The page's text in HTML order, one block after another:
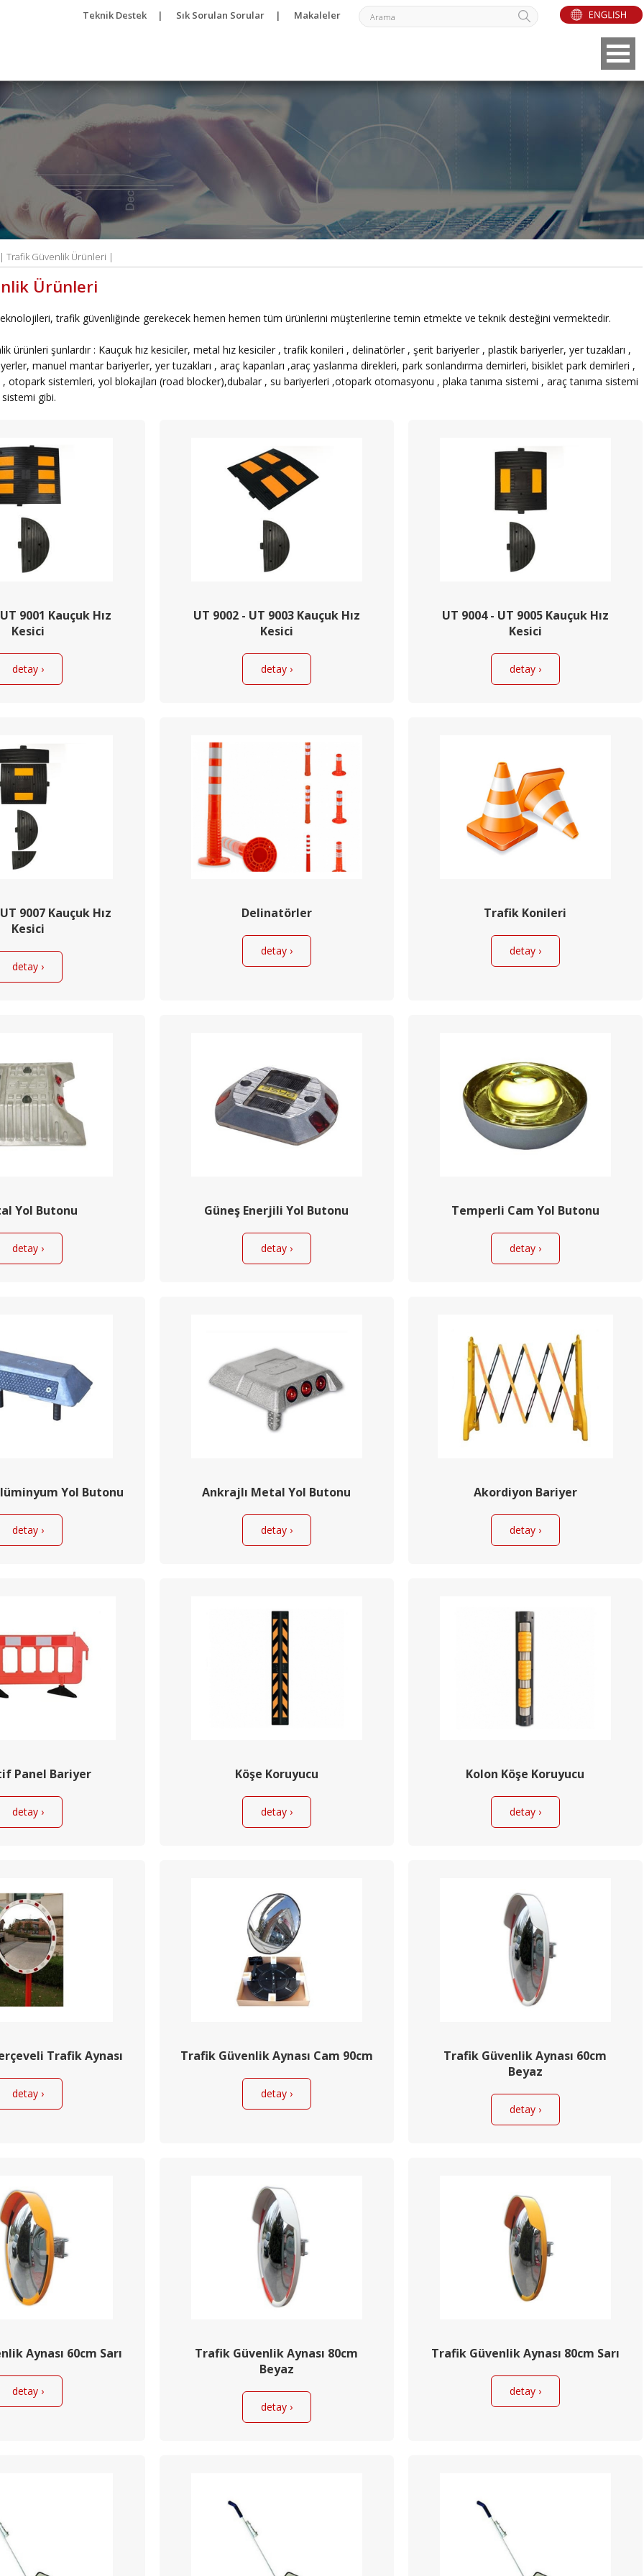
Teknik Destek | Sık Sorulan Sorular | Makaleler
Trafik Güvenlik Ürünleri |
Ürünleri
trafik güvenliğinde gerekecek hemen hemen tüm ürünlerini müşterilerine temin etmekte ve teknik desteğini vermektedir.
ürünleri şunlardır : Kauçuk hız kesiciler, metal hız kesiciler , trafik konileri , delinatörler , şerit bariyerler , plastik bariyerler, yer tuzakları ,
manuel mantar bariyerler, yer tuzakları , araç kapanları ,araç yaslanma direkleri, park sonlandırma demirleri, bisiklet park demirleri ,
, otopark sistemleri, yol blokajları (road blocker),dubalar , su bariyerleri ,otopark otomasyonu , plaka tanıma sistemi , araç tanıma sistemi
gibi.
9001 Kauçuk Hız
Kesici
detay ›
UT 9002 - UT 9003 Kauçuk Hız
Kesici
detay ›
UT 9004 - UT 9005 Kauçuk Hız
Kesici
detay ›
9007 Kauçuk Hız
Kesici
detay ›
Delinatörler
detay ›
Trafik Konileri
detay ›
Yol Butonu
detay ›
Güneş Enerjili Yol Butonu
detay ›
Temperli Cam Yol Butonu
detay ›
Yol Butonu
detay ›
Ankrajlı Metal Yol Butonu
detay ›
Akordiyon Bariyer
detay ›
Panel Bariyer
detay ›
Köşe Koruyucu
detay ›
Kolon Köşe Koruyucu
detay ›
Trafik Aynası
detay ›
Trafik Güvenlik Aynası Cam 90cm
detay ›
Trafik Güvenlik Aynası 60cm
Beyaz
detay ›
Aynası 60cm Sarı
detay ›
Trafik Güvenlik Aynası 80cm
Beyaz
detay ›
Trafik Güvenlik Aynası 80cm Sarı
detay ›